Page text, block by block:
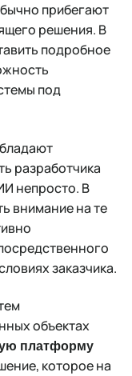
прибегают
решения. В
подробное
под
разработчика
непросто. В
внимание на те
заказчика.
объектах
платформу
которое на